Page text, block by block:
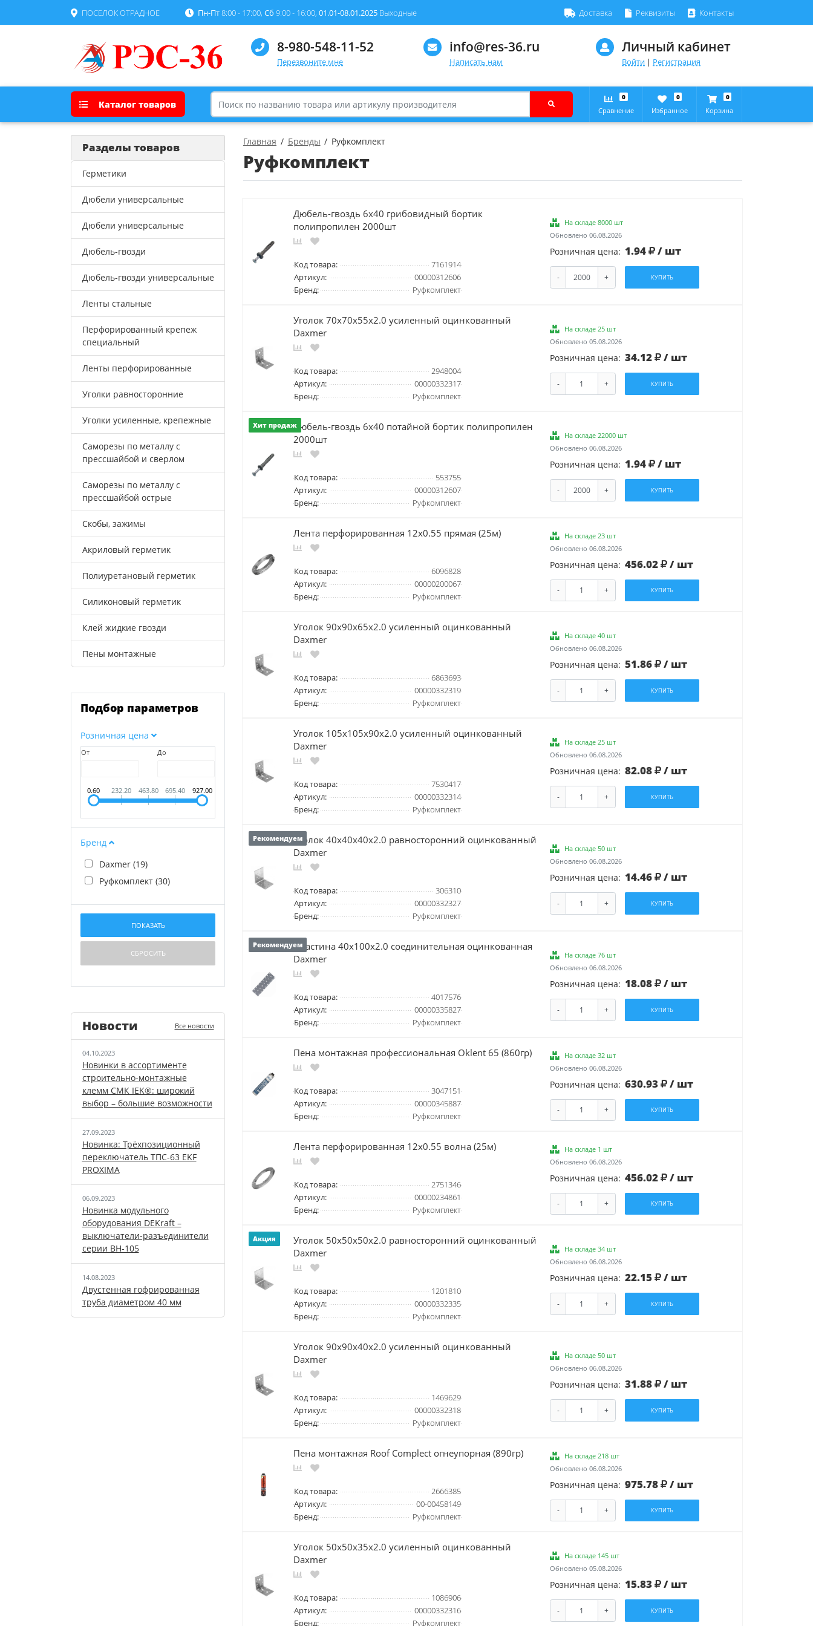
ПОСЕЛОК ОТРАДНОЕ Пн-Пт8:00 - 17:00, Сб 9:00 - 16:00, 01.01-08.01.2025 Выходные Доставка Реквизиты Контакты
8-980-548-11-52
Перезвоните мне
info@res-36.ru
Написать нам
Личный кабинет
Войти | Регистрация
Каталог товаров
0
Сравнение
0
Избранное
0
Корзина
Главная Бренды Руфкомплект
Руфкомплект
Дюбель-гвоздь 6х40 грибовидный бортик
полипропилен 2000шт
Код товара:
7161914
Артикул:
00000312606
Бренд:
Руфкомплект
На складе 8000 шт
Обновлено 06.08.2026
Розничная цена: 1.94 / шт
- + КУПИТЬ
Уголок 70х70х55х2.0 усиленный оцинкованный
Daxmer
Код товара:
2948004
Артикул:
00000332317
Бренд:
Руфкомплект
На складе 25 шт
Обновлено 05.08.2026
Розничная цена: 34.12 / шт
- + КУПИТЬ
Хит продажДюбель-гвоздь 6х40 потайной бортик полипропилен
2000шт
Код товара:
553755
Артикул:
00000312607
Бренд:
Руфкомплект
На складе 22000 шт
Обновлено 06.08.2026
Розничная цена: 1.94 / шт
- + КУПИТЬ
Лента перфорированная 12х0.55 прямая (25м)
Код товара:
6096828
Артикул:
00000200067
Бренд:
Руфкомплект
На складе 23 шт
Обновлено 06.08.2026
Розничная цена: 456.02 / шт
- + КУПИТЬ
Уголок 90х90х65х2.0 усиленный оцинкованный
Daxmer
Код товара:
6863693
Артикул:
00000332319
Бренд:
Руфкомплект
На складе 40 шт
Обновлено 06.08.2026
Розничная цена: 51.86 / шт
- + КУПИТЬ
Уголок 105х105х90х2.0 усиленный оцинкованный
Daxmer
Код товара:
7530417
Артикул:
00000332314
Бренд:
Руфкомплект
На складе 25 шт
Обновлено 06.08.2026
Розничная цена: 82.08 / шт
- + КУПИТЬ
РекомендуемУголок 40х40х40х2.0 равносторонний оцинкованный
Daxmer
Код товара:
306310
Артикул:
00000332327
Бренд:
Руфкомплект
На складе 50 шт
Обновлено 06.08.2026
Розничная цена: 14.46 / шт
- + КУПИТЬ
РекомендуемПластина 40х100х2.0 соединительная оцинкованная
Daxmer
Код товара:
4017576
Артикул:
00000335827
Бренд:
Руфкомплект
На складе 76 шт
Обновлено 06.08.2026
Розничная цена: 18.08 / шт
- + КУПИТЬ
Пена монтажная профессиональная Oklent 65 (860гр)
Код товара:
3047151
Артикул:
00000345887
Бренд:
Руфкомплект
На складе 32 шт
Обновлено 06.08.2026
Розничная цена: 630.93 / шт
- + КУПИТЬ
Лента перфорированная 12х0.55 волна (25м)
Код товара:
2751346
Артикул:
00000234861
Бренд:
Руфкомплект
На складе 1 шт
Обновлено 06.08.2026
Розничная цена: 456.02 / шт
- + КУПИТЬ
Акция
Уголок 50х50х50х2.0 равносторонний оцинкованный
Daxmer
Код товара:
1201810
Артикул:
00000332335
Бренд:
Руфкомплект
На складе 34 шт
Обновлено 06.08.2026
Розничная цена: 22.15 / шт
- + КУПИТЬ
Уголок 90х90х40х2.0 усиленный оцинкованный
Daxmer
Код товара:
1469629
Артикул:
00000332318
Бренд:
Руфкомплект
На складе 50 шт
Обновлено 06.08.2026
Розничная цена: 31.88 / шт
- + КУПИТЬ
Пена монтажная Roof Complect огнеупорная (890гр)
Код товара:
2666385
Артикул:
00-00458149
Бренд:
Руфкомплект
На складе 218 шт
Обновлено 06.08.2026
Розничная цена: 975.78 / шт
- + КУПИТЬ
Уголок 50х50х35х2.0 усиленный оцинкованный
Daxmer
Код товара:
1086906
Артикул:
00000332316
Бренд:
Руфкомплект
На складе 145 шт
Обновлено 05.08.2026
Розничная цена: 15.83 / шт
- + КУПИТЬ
Разделы товаров
Герметики
Дюбели универсальные
Дюбели универсальные
Дюбель-гвозди
Дюбель-гвозди универсальные
Ленты стальные
Перфорированный крепеж
специальный
Ленты перфорированные
Уголки равносторонние
Уголки усиленные, крепежные
Саморезы по металлу с
прессшайбой и сверлом
Саморезы по металлу с
прессшайбой острые
Скобы, зажимы
Акриловый герметик
Полиуретановый герметик
Силиконовый герметик
Клей жидкие гвозди
Пены монтажные
Подбор параметров
Розничная цена
От До
0.60 232.20 463.80 695.40 927.00
Бренд
Daxmer (19)
Руфкомплект (30)
Новости Все новости
04.10.2023
Новинки в ассортименте
строительно-монтажные
клемм СМК IEK®: широкий
выбор – большие возможности
27.09.2023
Новинка: Трёхпозиционный
переключатель ТПС-63 EKF
PROXIMA
06.09.2023
Новинка модульного
оборудования DEKraft –
выключатели-разъединители
серии ВН-105
14.08.2023
Двустенная гофрированная
труба диаметром 40 мм